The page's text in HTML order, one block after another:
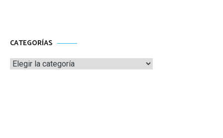
CATEGORÍAS
Categorías